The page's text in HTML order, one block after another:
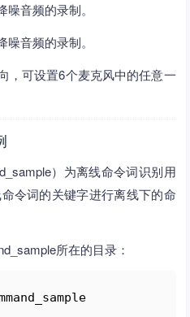
音频的录制。
音频的录制。
，可设置6个麦克风中的任意一
）为离线命令词识别用
令词的关键字进行离线下的命
所在的目录：